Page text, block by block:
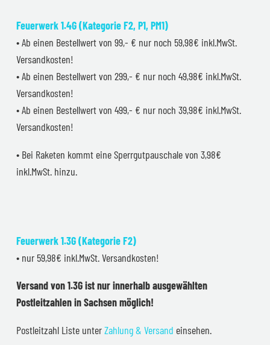
Feuerwerk 1.4G (Kategorie F2, P1, PM1)
• Ab einen Bestellwert von 99,- € nur noch 59,98€ inkl.MwSt.
Versandkosten!
• Ab einen Bestellwert von 299,- € nur noch 49,98€ inkl.MwSt.
Versandkosten!
• Ab einen Bestellwert von 499,- € nur noch 39,98€ inkl.MwSt.
Versandkosten!
• Bei Raketen kommt eine Sperrgutpauschale von 3,98€
inkl.MwSt. hinzu.
Feuerwerk 1.3G (Kategorie F2)
• nur 59,98€ inkl.MwSt. Versandkosten!
Versand von 1.3G ist nur innerhalb ausgewählten
Postleitzahlen in Sachsen möglich!
Postleitzahl Liste unterZahlung & Versand einsehen.